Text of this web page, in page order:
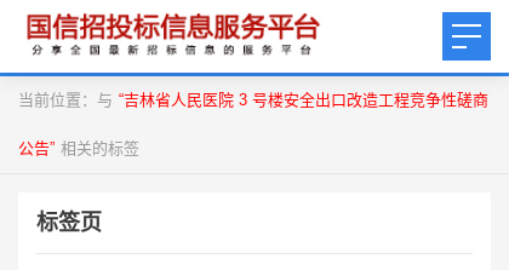
当前位置：与 “吉林省人民医院 3 号楼安全出口改造工程竞争性磋商
公告” 相关的标签
标签页